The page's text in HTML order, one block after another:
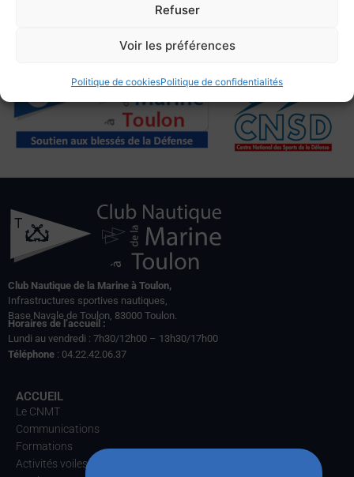
Refuser
Voir les préférences
Politique de cookiesPolitique de confidentialités
Club Nautique de la Marine à Toulon,
Infrastructures sportives nautiques,
Base Navale de Toulon, 83000 Toulon.
Horaires de l’accueil :
Lundi au vendredi : 7h30/12h00 – 13h30/17h00
Téléphone : 04.22.42.06.37
ACCUEIL
Le CNMT
Communications
Formations
Activités voiles